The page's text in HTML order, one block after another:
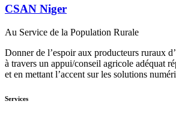
CSAN Niger
Au Service de la Population Rurale
Donner de l’espoir aux producteurs ruraux
à travers un appui/conseil agricole adéquat
et en mettant l’accent sur les solutions
Services